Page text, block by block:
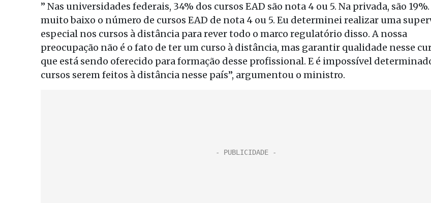
” Nas universidades federais, 34% dos cursos EAD são nota 4 ou 5. Na privada, são 19%.
muito baixo o número de cursos EAD de nota 4 ou 5. Eu determinei realizar uma
especial nos cursos à distância para rever todo o marco regulatório disso. A nossa
preocupação não é o fato de ter um curso à distância, mas garantir qualidade nesse
que está sendo oferecido para formação desse profissional. E é impossível
cursos serem feitos à distância nesse país”, argumentou o ministro.